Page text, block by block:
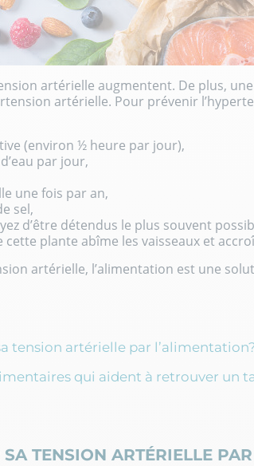
artérielle augmentent. De plus,
artérielle. Pour prévenir
(environ ½ heure par jour),
par jour,
une fois par an,
sel,
d’être détendus le plus souvent
plante abîme les vaisseaux et
artérielle, l’alimentation est une
tension artérielle par l’alimentation?
qui aident à retrouver un
TENSION ARTÉRIELLE